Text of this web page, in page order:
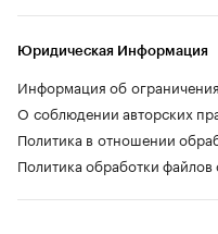
Юридическая Информация
Информация об
О соблюдении авторских
Политика в отношении
Политика обработки